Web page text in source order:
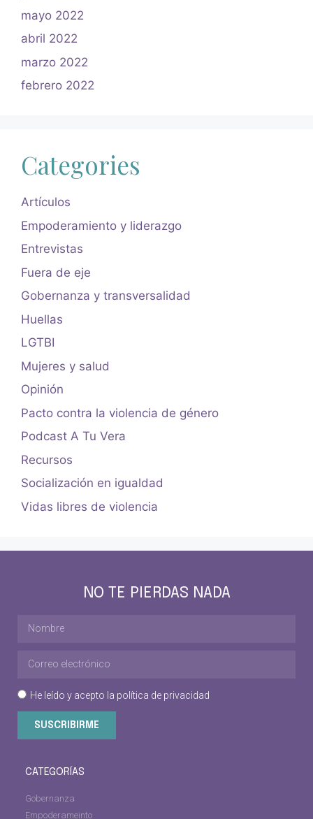
mayo 2022
abril 2022
marzo 2022
febrero 2022
Categories
Artículos
Empoderamiento y liderazgo
Entrevistas
Fuera de eje
Gobernanza y transversalidad
Huellas
LGTBI
Mujeres y salud
Opinión
Pacto contra la violencia de género
Podcast A Tu Vera
Recursos
Socialización en igualdad
Vidas libres de violencia
CATEGORÍAS
Gobernanza
Empoderameinto
NO TE PIERDAS NADA
He leído y acepto la política de privacidad
SUSCRIBIRME